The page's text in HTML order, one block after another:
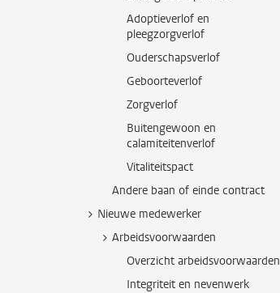
Adoptieverlof en
pleegzorgverlof
Ouderschapsverlof
Geboorteverlof
Zorgverlof
Buitengewoon en
calamiteitenverlof
Vitaliteitspact
Andere baan of einde contract
Nieuwe medewerker
Arbeidsvoorwaarden
Overzicht arbeidsvoorwaarden
Integriteit en nevenwerk